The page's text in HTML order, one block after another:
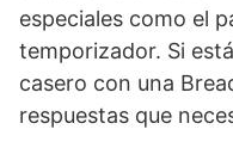
especiales como el
temporizador. Si
casero con una
respuestas que